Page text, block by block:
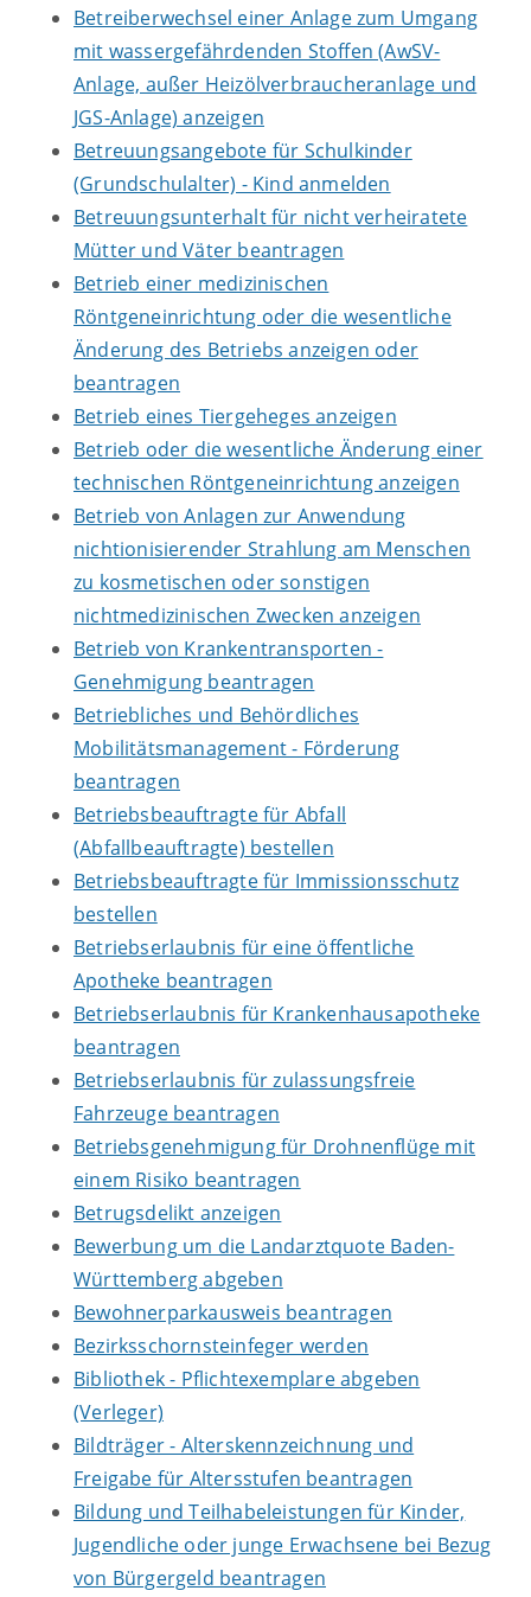
Betreiberwechsel einer Anlage zum Umgang
mit wassergefährdenden Stoffen (AwSV-
Anlage, außer Heizölverbraucheranlage und
JGS-Anlage) anzeigen
Betreuungsangebote für Schulkinder
(Grundschulalter) - Kind anmelden
Betreuungsunterhalt für nicht verheiratete
Mütter und Väter beantragen
Betrieb einer medizinischen
Röntgeneinrichtung oder die wesentliche
Änderung des Betriebs anzeigen oder
beantragen
Betrieb eines Tiergeheges anzeigen
Betrieb oder die wesentliche Änderung einer
technischen Röntgeneinrichtung anzeigen
Betrieb von Anlagen zur Anwendung
nichtionisierender Strahlung am Menschen
zu kosmetischen oder sonstigen
nichtmedizinischen Zwecken anzeigen
Betrieb von Krankentransporten -
Genehmigung beantragen
Betriebliches und Behördliches
Mobilitätsmanagement - Förderung
beantragen
Betriebsbeauftragte für Abfall
(Abfallbeauftragte) bestellen
Betriebsbeauftragte für Immissionsschutz
bestellen
Betriebserlaubnis für eine öffentliche
Apotheke beantragen
Betriebserlaubnis für Krankenhausapotheke
beantragen
Betriebserlaubnis für zulassungsfreie
Fahrzeuge beantragen
Betriebsgenehmigung für Drohnenflüge mit
einem Risiko beantragen
Betrugsdelikt anzeigen
Bewerbung um die Landarztquote Baden-
Württemberg abgeben
Bewohnerparkausweis beantragen
Bezirksschornsteinfeger werden
Bibliothek - Pflichtexemplare abgeben
(Verleger)
Bildträger - Alterskennzeichnung und
Freigabe für Altersstufen beantragen
Bildung und Teilhabeleistungen für Kinder,
Jugendliche oder junge Erwachsene bei Bezug
von Bürgergeld beantragen